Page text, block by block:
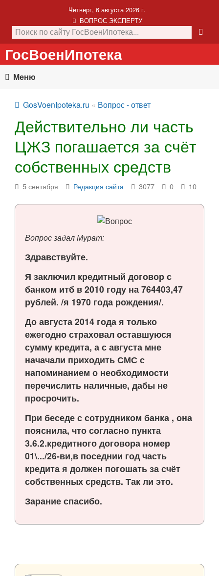
Четверг, 6 августа 2026 г.
ВОПРОС ЭКСПЕРТУ
ГосВоенИпотека
Меню
GosVoenIpoteka.ru « Вопрос - ответ
Действительно ли часть
ЦЖЗ погашается за счёт
собственных средств
5 сентября Редакция сайта 3077 0 10
Вопрос задал Мурат:
Здравствуйте.
Я заключил кредитный договор с
банком итб в 2010 году на 764403,47
рублей. /я 1970 года рождения/.
До августа 2014 года я только
ежегодно страховал оставшуюся
сумму кредита, а с августа мне
начачали приходить СМС с
напоминанием о необходимости
перечислить наличные, дабы не
просрочить.
При беседе с сотрудником банка , она
пояснила, что согласно пункта
3.6.2.кредитного договора номер
01\.../26-ви,в поседнии год часть
кредита я должен погошать за счёт
собственных средств. Так ли это.
Зарание спасибо.